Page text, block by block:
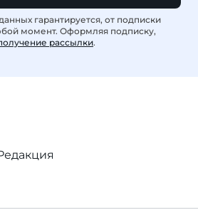
гарантируется, от подписки
момент. Оформляя подписку,
рассылки.